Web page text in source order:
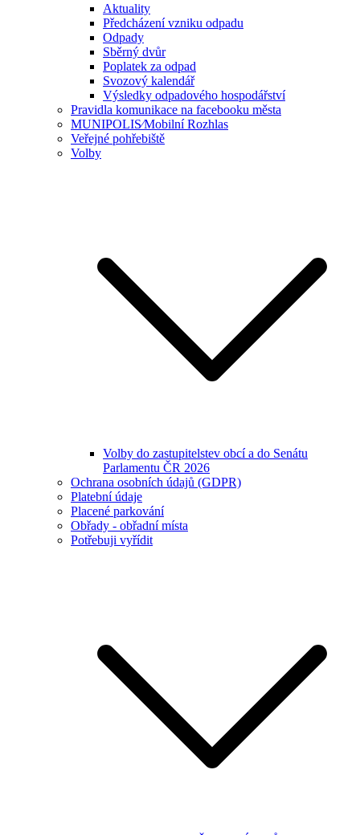
Aktuality
Předcházení vzniku odpadu
Odpady
Sběrný dvůr
Poplatek za odpad
Svozový kalendář
Výsledky odpadového hospodářství
Pravidla komunikace na facebooku města
MUNIPOLIS⁄Mobilní Rozhlas
Veřejné pohřebiště
Volby
Volby do zastupitelstev obcí a do Senátu
Parlamentu ČR 2026
Ochrana osobních údajů (GDPR)
Platební údaje
Placené parkování
Obřady - obřadní místa
Potřebuji vyřídit